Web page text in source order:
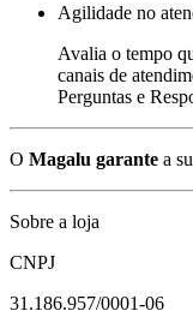
Agilidade no
Avalia o tempo
canais de
Perguntas e
O Magalu garante a
Sobre a loja
CNPJ
31.186.957/0001-06